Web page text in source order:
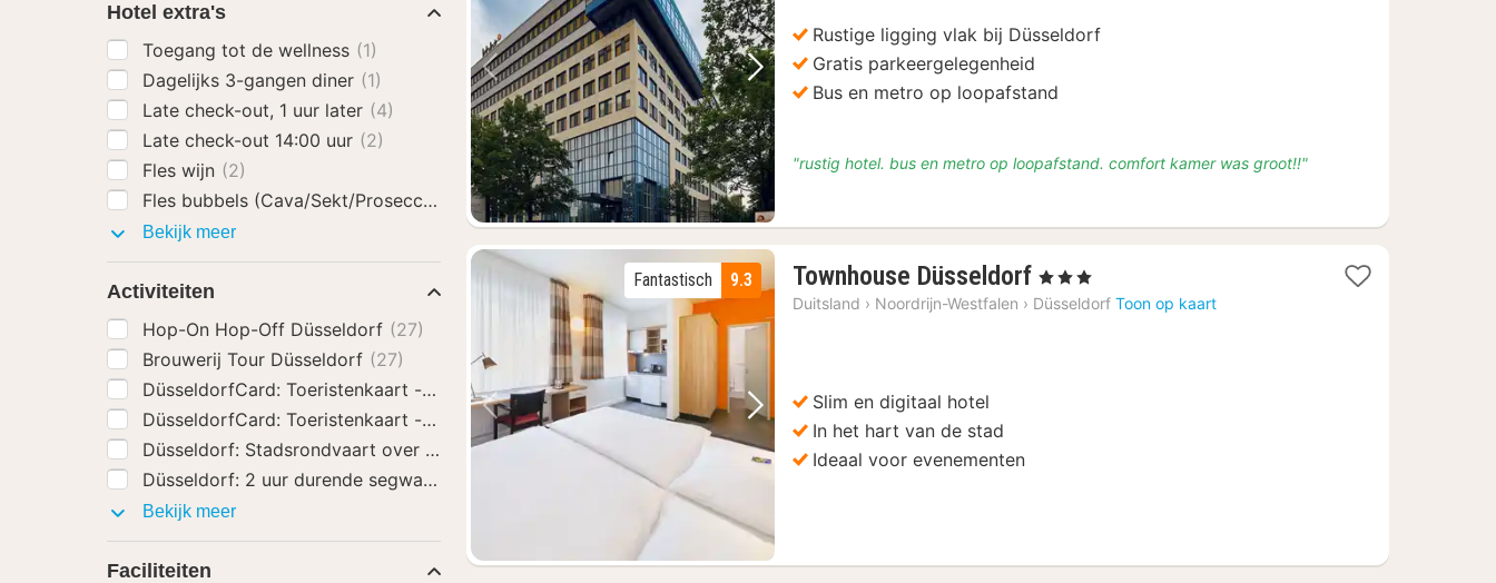
Vorige foto Volgende foto
Rustige ligging vlak bij Düsseldorf
Gratis parkeergelegenheid
Bus en metro op loopafstand
"rustig hotel. bus en metro op loopafstand. comfort kamer was groot!!"
Vorige foto Volgende foto
9.3
Fantastisch Townhouse Düsseldorf 1
nacht
, 3 Sterren
Duitsland › Noordrijn-Westfalen › Düsseldorf Toon op kaart
Slim en digitaal hotel
In het hart van de stad
Ideaal voor evenementen
Hotel extra's
Toegang tot de wellness (1)
Dagelijks 3-gangen diner (1)
Late check-out, 1 uur later (4)
Late check-out 14:00 uur (2)
Fles wijn (2)
Fles bubbels (Cava/Sekt/Prosecco)
Bekijk meerHotel
Activiteiten
Hop-On Hop-Off Düsseldorf (27)
Brouwerij Tour Düsseldorf (27)
DüsseldorfCard: Toeristenkaart - 24 uur geldig(27)
DüsseldorfCard: Toeristenkaart - 48 uur geldig(27)
Düsseldorf: Stadsrondvaart over de Rijn
Düsseldorf: 2 uur durende segwaytour langs de Rijn
Bekijk meerActiviteiten
Faciliteiten